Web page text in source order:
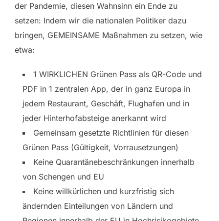
der Pandemie, diesen Wahnsinn ein Ende zu
setzen: Indem wir die nationalen Politiker dazu
bringen, GEMEINSAME Maßnahmen zu setzen, wie
etwa:
1 WIRKLICHEN Grünen Pass als QR-Code und
PDF in 1 zentralen App, der in ganz Europa in
jedem Restaurant, Geschäft, Flughafen und in
jeder Hinterhofabsteige anerkannt wird
Gemeinsam gesetzte Richtlinien für diesen
Grünen Pass (Gültigkeit, Vorrausetzungen)
Keine Quarantänebeschränkungen innerhalb
von Schengen und EU
Keine willkürlichen und kurzfristig sich
ändernden Einteilungen von Ländern und